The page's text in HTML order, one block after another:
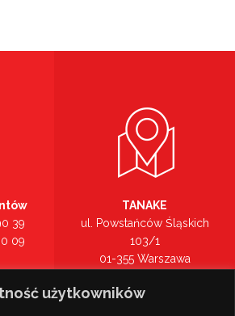
użytkowników
39
09
00
TANAKE
ul. Powstańców Śląskich
103/1
01-355 Warszawa
Zobacz na mapie >